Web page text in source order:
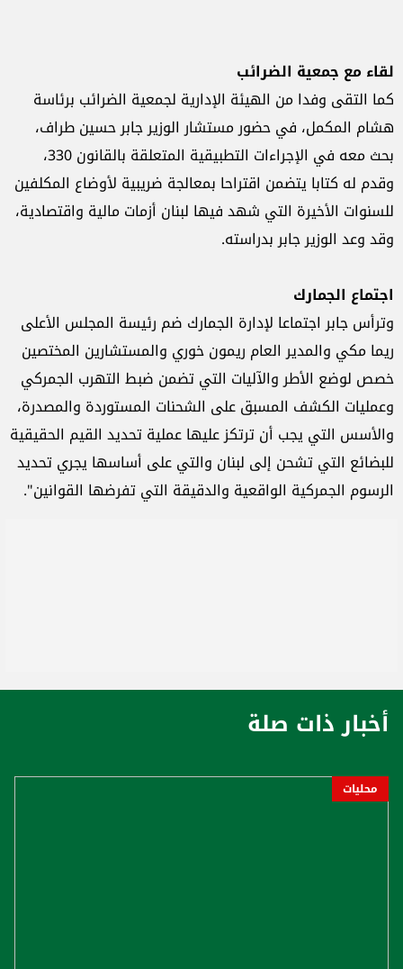
لقاء مع جمعية الضرائب
كما التقى وفدا من الهيئة الإدارية لجمعية الضرائب برئاسة
هشام المكمل، في حضور مستشار الوزير جابر حسين طراف،
بحث معه في الإجراءات التطبيقية المتعلقة بالقانون 330،
وقدم له كتابا يتضمن اقتراحا بمعالجة ضريبية لأوضاع المكلفين
للسنوات الأخيرة التي شهد فيها لبنان أزمات مالية واقتصادية،
وقد وعد الوزير جابر بدراسته.
اجتماع الجمارك
وترأس جابر اجتماعا لإدارة الجمارك ضم رئيسة المجلس الأعلى
ريما مكي والمدير العام ريمون خوري والمستشارين المختصين
خصص لوضع الأطر والآليات التي تضمن ضبط التهرب الجمركي
وعمليات الكشف المسبق على الشحنات المستوردة والمصدرة،
والأسس التي يجب أن ترتكز عليها عملية تحديد القيم الحقيقية
للبضائع التي تشحن إلى لبنان والتي على أساسها يجري تحديد
الرسوم الجمركية الواقعية والدقيقة التي تفرضها القوانين".
أخبار ذات صلة
محليات